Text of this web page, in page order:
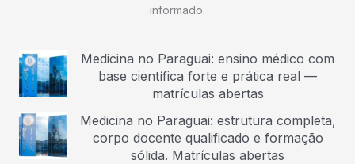
informado.
Medicina no Paraguai: ensino médico com
base científica forte e prática real —
matrículas abertas
Medicina no Paraguai: estrutura completa,
corpo docente qualificado e formação
sólida. Matrículas abertas